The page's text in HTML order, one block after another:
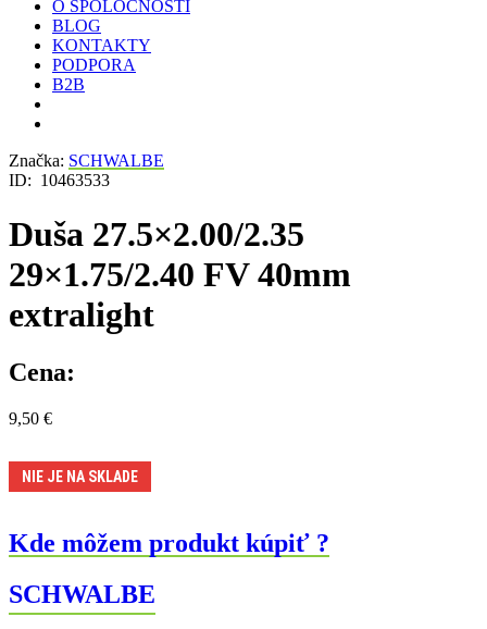
O SPOLOČNOSTI
BLOG
KONTAKTY
PODPORA
B2B
Značka: SCHWALBE
ID: 10463533
Duša 27.5×2.00/2.35
29×1.75/2.40 FV 40mm
extralight
Cena:
9,50 €
NIE JE NA SKLADE
Kde môžem produkt kúpiť ?
SCHWALBE